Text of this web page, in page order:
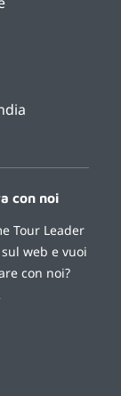
con noi
Tour Leader
web e vuoi
con noi?